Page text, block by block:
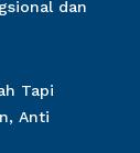
dan
Tapi
Anti